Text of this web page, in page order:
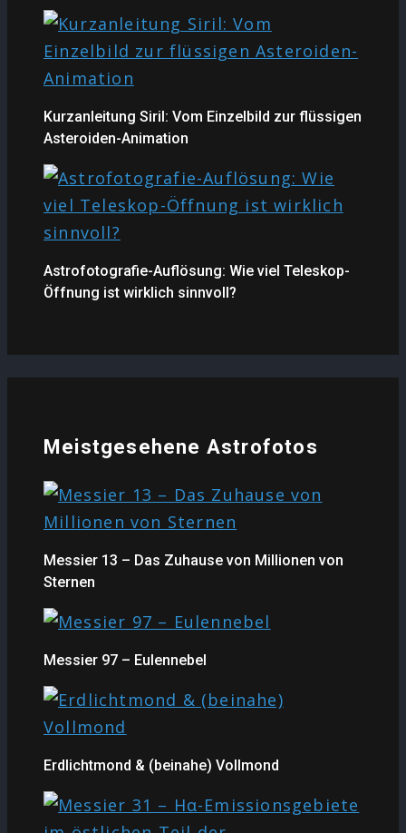
Kurzanleitung Siril: Vom Einzelbild zur flüssigen
Asteroiden-Animation
Astrofotografie-Auflösung: Wie viel Teleskop-
Öffnung ist wirklich sinnvoll?
Meistgesehene Astrofotos
Messier 13 – Das Zuhause von Millionen von
Sternen
Messier 97 – Eulennebel
Erdlichtmond & (beinahe) Vollmond